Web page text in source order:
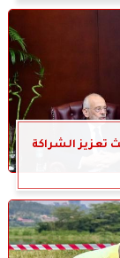
تعزيز الشراكة